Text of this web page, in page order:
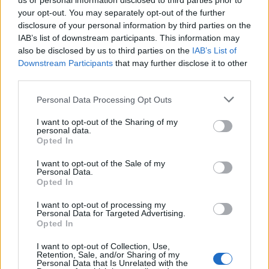
your opt-out. You may separately opt-out of the further
disclosure of your personal information by third parties on the
IAB’s list of downstream participants. This information may
also be disclosed by us to third parties on the IAB’s List of
Downstream Participants that may further disclose it to other
Personal Data Processing Opt Outs
I want to opt-out of the Sharing of my
personal data.
Opted In
I want to opt-out of the Sale of my
Personal Data.
Opted In
I want to opt-out of processing my
Personal Data for Targeted Advertising.
Opted In
I want to opt-out of Collection, Use,
Retention, Sale, and/or Sharing of my
Personal Data that Is Unrelated with the
Sutinku sutaisyklėmis
This site is protected by
reCAPTCHA and the Google